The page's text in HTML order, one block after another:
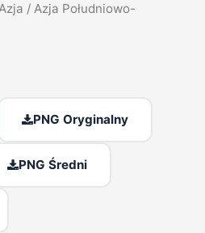
/ Azja Południowo-
PNG Oryginalny
PNG Średni